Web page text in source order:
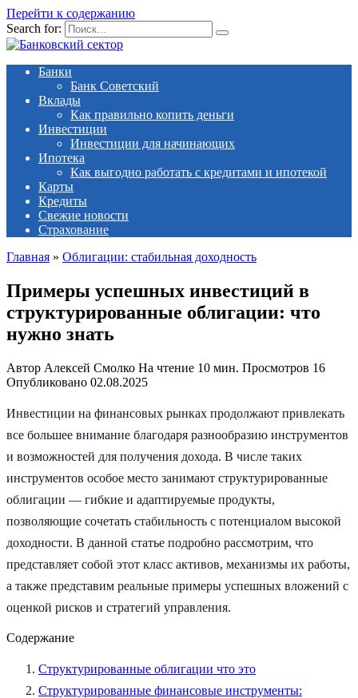
Перейти к содержанию
Search for:
Банки
Банк Советский
Вклады
Как правильно копить деньги
Инвестиции
Инвестиции для начинающих
Ипотека
Как выгодно работать с кредитами и ипотекой
Карты
Кредиты
Свежие новости
Страхование
Главная » Облигации: стабильная доходность
Примеры успешных инвестиций в
структурированные облигации: что
нужно знать
Автор Алексей Смолко На чтение 10 мин. Просмотров 16
Опубликовано 02.08.2025
Инвестиции на финансовых рынках продолжают привлекать
все большее внимание благодаря разнообразию инструментов
и возможностей для получения дохода. В числе таких
инструментов особое место занимают структурированные
облигации — гибкие и адаптируемые продукты,
позволяющие сочетать стабильность с потенциалом высокой
доходности. В данной статье подробно рассмотрим, что
представляет собой этот класс активов, механизмы их работы,
а также представим реальные примеры успешных вложений с
оценкой рисков и стратегий управления.
Содержание
Структурированные облигации что это
Структурированные финансовые инструменты: